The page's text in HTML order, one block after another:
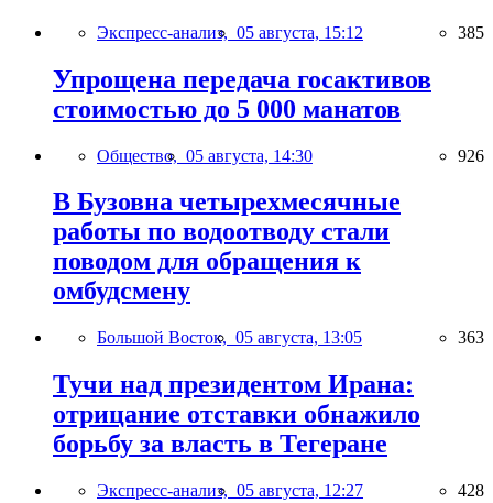
Экспресс-анализ, 05 августа, 15:12 385
Упрощена передача госактивов
стоимостью до 5 000 манатов
Общество, 05 августа, 14:30 926
В Бузовна четырехмесячные
работы по водоотводу стали
поводом для обращения к
омбудсмену
Большой Восток, 05 августа, 13:05 363
Тучи над президентом Ирана:
отрицание отставки обнажило
борьбу за власть в Тегеране
Экспресс-анализ, 05 августа, 12:27 428